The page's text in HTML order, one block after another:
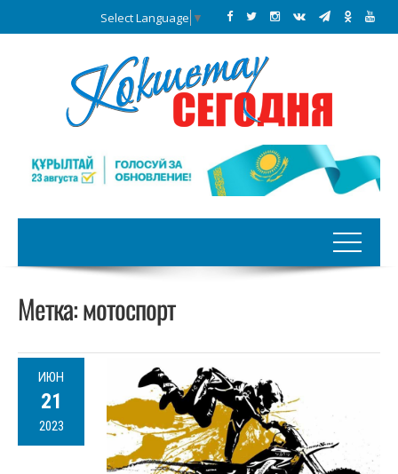
Select Language ▼
Метка:мотоспорт
ИЮН
21
2023